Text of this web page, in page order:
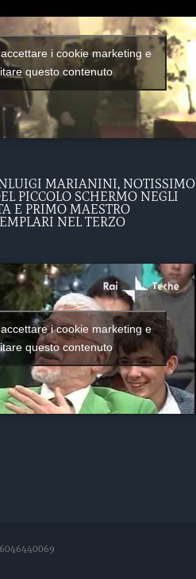
i cookie marketing e
questo contenuto
MARIANINI, NOTISSIMO
PICCOLO SCHERMO NEGLI
E PRIMO MAESTRO
NEL TERZO
i cookie marketing e
questo contenuto